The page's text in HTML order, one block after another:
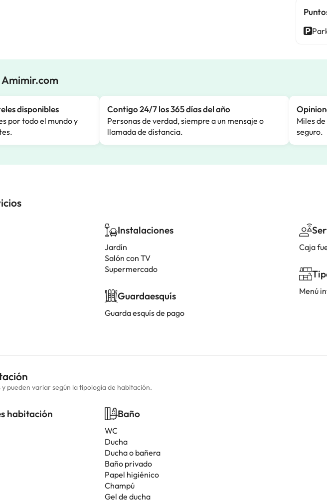
Amimir.com
disponibles
por todo el mundo y
Contigo 24/7 los 365 días del año
Personas de verdad, siempre a un mensaje o
llamada de distancia.
Miles
seguro.
Instalaciones
Jardín
Salón con TV
Supermercado
Guardaesquís
Guarda esquís de pago
Caja
Menú
y pueden variar según la tipología de habitación.
habitación Baño
WC
Ducha
Ducha o bañera
Baño privado
Papel higiénico
Champú
Gel de ducha